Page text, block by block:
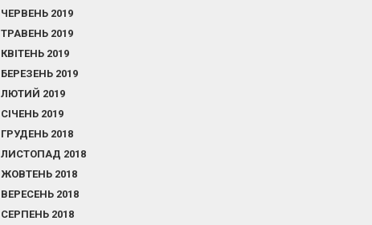
ЧЕРВЕНЬ 2019
ТРАВЕНЬ 2019
КВІТЕНЬ 2019
БЕРЕЗЕНЬ 2019
ЛЮТИЙ 2019
СІЧЕНЬ 2019
ГРУДЕНЬ 2018
ЛИСТОПАД 2018
ЖОВТЕНЬ 2018
ВЕРЕСЕНЬ 2018
СЕРПЕНЬ 2018